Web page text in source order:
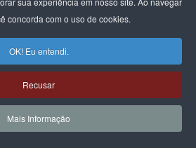
concorda com o uso de cookies.
OK! Eu entendi.
Recusar
Mais Informação